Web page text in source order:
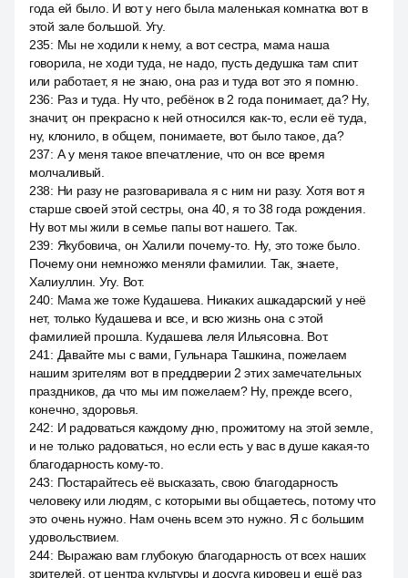
года ей было. И вот у него была маленькая комнатка вот в
этой зале большой. Угу.
235: Мы не ходили к нему, а вот сестра, мама наша
говорила, не ходи туда, не надо, пусть дедушка там спит
или работает, я не знаю, она раз и туда вот это я помню.
236: Раз и туда. Ну что, ребёнок в 2 года понимает, да? Ну,
значит, он прекрасно к ней относился как-то, если её туда,
ну, клонило, в общем, понимаете, вот было такое, да?
237: А у меня такое впечатление, что он все время
молчаливый.
238: Ни разу не разговаривала я с ним ни разу. Хотя вот я
старше своей этой сестры, она 40, я то 38 года рождения.
Ну вот мы жили в семье папы вот нашего. Так.
239: Якубовича, он Халили почему-то. Ну, это тоже было.
Почему они немножко меняли фамилии. Так, знаете,
Халиуллин. Угу. Вот.
240: Мама же тоже Кудашева. Никаких ашкадарский у неё
нет, только Кудашева и все, и всю жизнь она с этой
фамилией прошла. Кудашева леля Ильясовна. Вот.
241 : Давайте мы с вами, Гульнара Ташкина, пожелаем
нашим зрителям вот в преддверии 2 этих замечательных
праздников, да что мы им пожелаем? Ну, прежде всего,
конечно, здоровья.
242: И радоваться каждому дню, прожитому на этой земле,
и не только радоваться, но если есть у вас в душе какая-то
благодарность кому-то.
243: Постарайтесь её высказать, свою благодарность
человеку или людям, с которыми вы общаетесь, потому что
это очень нужно. Нам очень всем это нужно. Я с большим
удовольствием.
244: Выражаю вам глубокую благодарность от всех наших
зрителей, от центра культуры и досуга кировец и ещё раз